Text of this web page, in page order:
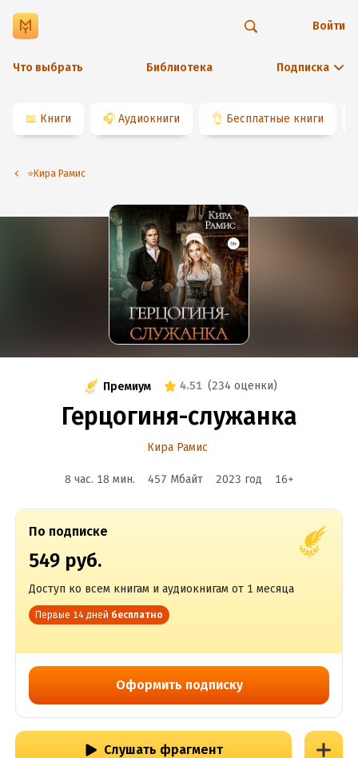
Что выбрать Библиотека Подписка
Войти
📖 Книги 🎧 Аудиокниги 👌 Бесплатные книги
⭐️Кира Рамис
Премиум 4.51 (234 оценки)
Герцогиня-служанка
Кира Рамис
8 час. 18 мин. 457 Мбайт 2023 год 16+
По подписке
549 руб.
Доступ ко всем книгам и аудиокнигам от 1 месяца
Первые 14 дней бесплатно
Оформить подписку
Слушать фрагмент